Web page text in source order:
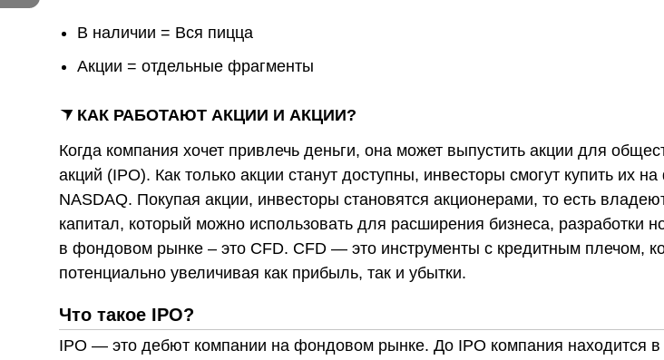
В наличии = Вся пицца
Акции = отдельные фрагменты
КАК РАБОТАЮТ АКЦИИ И АКЦИИ?
Когда компания хочет привлечь деньги, она может выпустить акции для
акций (IPO). Как только акции станут доступны, инвесторы смогут купить
NASDAQ. Покупая акции, инвесторы становятся акционерами, то есть
капитал, который можно использовать для расширения бизнеса, разработки
в фондовом рынке – это CFD. CFD — это инструменты с кредитным плечом,
потенциально увеличивая как прибыль, так и убытки.
Что такое IPO?
IPO — это дебют компании на фондовом рынке. До IPO компания находится в